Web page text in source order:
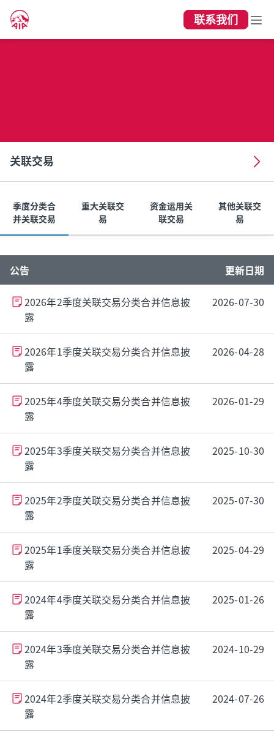
联系我们
关联交易
关联交易
季度分类合
并关联交易
重大关联交
易
资金运用关
联交易
其他关联交
易
公告 更新日期
2026年2季度关联交易分类合并信息披
露
2026-07-30
2026年1季度关联交易分类合并信息披
露
2026-04-28
2025年4季度关联交易分类合并信息披
露
2026-01-29
2025年3季度关联交易分类合并信息披
露
2025-10-30
2025年2季度关联交易分类合并信息披
露
2025-07-30
2025年1季度关联交易分类合并信息披
露
2025-04-29
2024年4季度关联交易分类合并信息披
露
2025-01-26
2024年3季度关联交易分类合并信息披
露
2024-10-29
2024年2季度关联交易分类合并信息披
露
2024-07-26